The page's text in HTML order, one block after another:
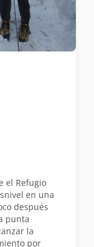
el Refugio
en una
después
punta
la
por